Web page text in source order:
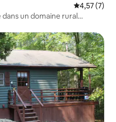
Évaluation
4,57 (7)
un domaine rural